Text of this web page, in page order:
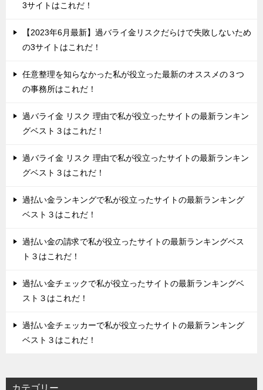
3サイトはこれだ！
【2023年6月最新】過バライ金リスクだらけで失敗しないため
の3サイトはこれだ！
任意整理を知らなかった私が役立った最新のオススメの３つ
の事務所はこれだ！
過バライ金 リスク 理由で私が役立ったサイトの最新ランキン
グベスト３はこれだ！
過バライ金 リスク 理由で私が役立ったサイトの最新ランキン
グベスト３はこれだ！
過払い金ランキングで私が役立ったサイトの最新ランキング
ベスト３はこれだ！
過払い金の請求で私が役立ったサイトの最新ランキングベス
ト３はこれだ！
過払い金チェックで私が役立ったサイトの最新ランキングベ
スト３はこれだ！
過払い金チェッカーで私が役立ったサイトの最新ランキング
ベスト３はこれだ！
カテゴリー